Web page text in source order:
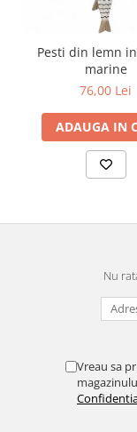
Pesti din lemn
marine
76,00 Lei
ADAUGA IN
Nu
Vreau sa